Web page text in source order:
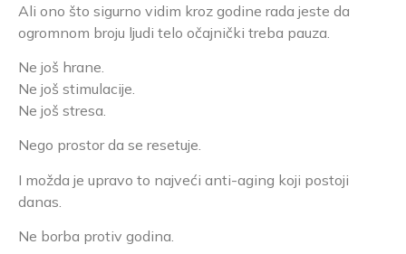
Ali ono što sigurno vidim kroz godine rada jeste da
ogromnom broju ljudi telo očajnički treba pauza.
Ne još hrane.
Ne još stimulacije.
Ne još stresa.
Nego prostor da se resetuje.
I možda je upravo to najveći anti-aging koji postoji
danas.
Ne borba protiv godina.